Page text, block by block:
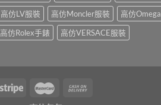
高仿LV服裝 高仿Moncler服裝 高仿
高仿Rolex手錶 高仿VERSACE服裝